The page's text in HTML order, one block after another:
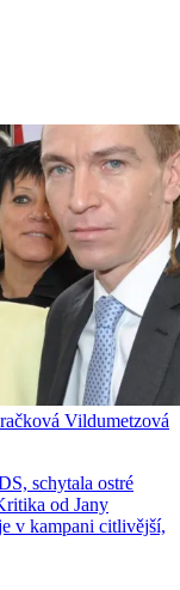
Vildumetzová
schytala ostré
od Jany
v kampani citlivější,